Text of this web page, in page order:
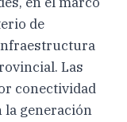
de
Las
conectividad
la generación